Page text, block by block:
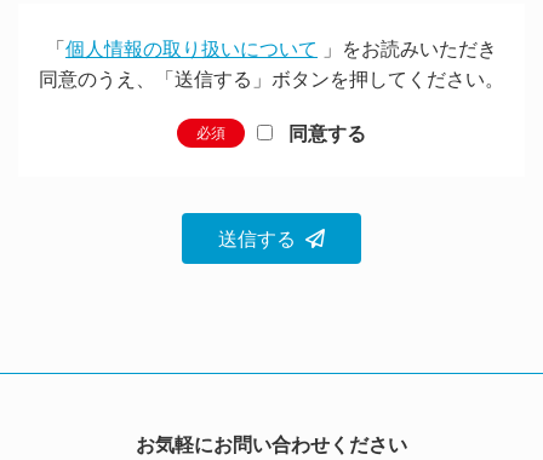
「個人情報の取り扱いについて 」をお読みいただき
同意のうえ、
「送信する」ボタンを押してください。
同意する
必須
お気軽にお問い合わせください